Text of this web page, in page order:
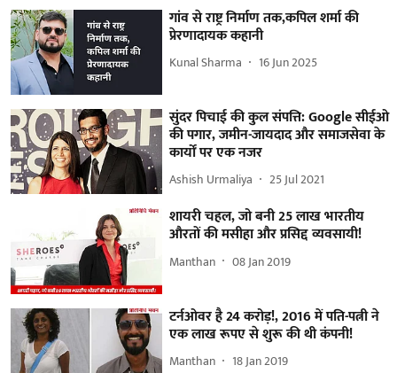
गांव से राष्ट्र निर्माण तक,कपिल शर्मा की
प्रेरणादायक कहानी
Kunal Sharma 16 Jun 2025
सुंदर पिचाई की कुल संपत्ति: Google सीईओ
की पगार, जमीन-जायदाद और समाजसेवा के
कार्यों पर एक नजर
Ashish Urmaliya 25 Jul 2021
शायरी चहल, जो बनी 25 लाख भारतीय
औरतों की मसीहा और प्रसिद्द व्यवसायी!
Manthan 08 Jan 2019
टर्नओवर है 24 करोड़!, 2016 में पति-पत्नी ने
एक लाख रूपए से शुरू की थी कंपनी!
Manthan 18 Jan 2019